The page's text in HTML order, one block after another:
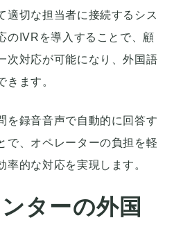
適切な担当者に接続するシス
のIVRを導入することで、顧
次対応が可能になり、外国語
きます。
を録音音声で自動的に回答す
で、オペレーターの負担を軽
率的な対応を実現します。
ターの外国